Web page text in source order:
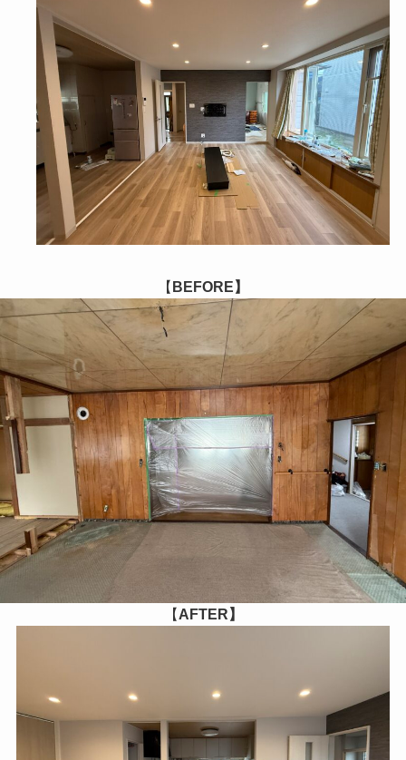
【 BEFORE】
【AFTER】